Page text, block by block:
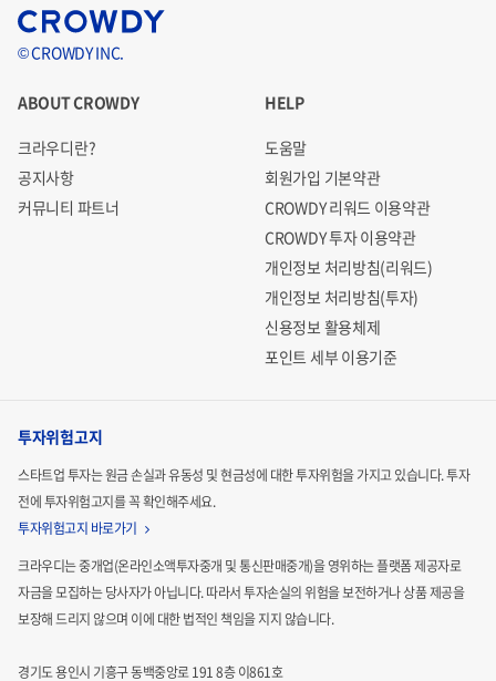
© CROWDY INC.
ABOUT CROWDY
크라우디란?
공지사항
커뮤니티 파트너
HELP
도움말
회원가입 기본약관
CROWDY 리워드 이용약관
CROWDY 투자 이용약관
개인정보 처리방침(리워드)
개인정보 처리방침(투자)
신용정보 활용체제
포인트 세부 이용기준
투자위험고지
스타트업 투자는 원금 손실과 유동성 및 현금성에 대한 투자위험을 가지고 있습니다.투자
전에 투자위험고지를 꼭 확인해주세요.
투자위험고지 바로가기
크라우디는 중개업(온라인소액투자중개 및 통신판매중개)을 영위하는 플랫폼 제공자로
자금을 모집하는당사자가 아닙니다. 따라서 투자손실의 위험을 보전하거나 상품 제공을
보장해 드리지 않으며 이에 대한 법적인 책임을 지지 않습니다.
경기도 용인시 기흥구 동백중앙로 191 8층 이861호